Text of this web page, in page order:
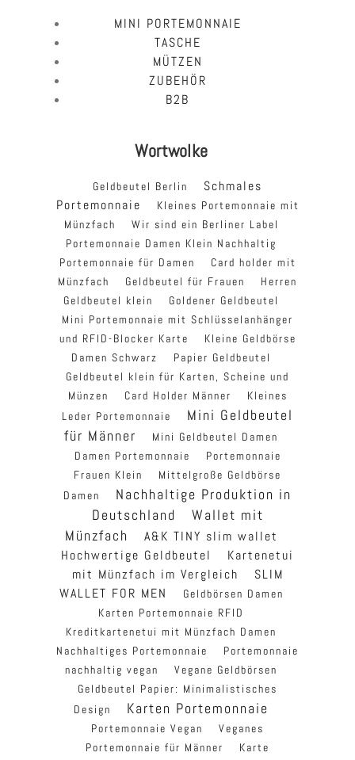
MINI PORTEMONNAIE
TASCHE
MÜTZEN
ZUBEHÖR
B2B
Wortwolke
Geldbeutel Berlin
Schmales
Portemonnaie
Kleines Portemonnaie mit
Münzfach
Wir sind ein Berliner Label
Portemonnaie Damen Klein Nachhaltig
Portemonnaie für Damen
Card holder mit
Münzfach
Geldbeutel für Frauen
Herren
Geldbeutel klein
Goldener Geldbeutel
Mini Portemonnaie mit Schlüsselanhänger
und RFID-Blocker Karte
Kleine Geldbörse
Damen Schwarz
Papier Geldbeutel
Geldbeutel klein für Karten, Scheine und
Münzen
Card Holder Männer
Kleines
Leder Portemonnaie
Mini Geldbeutel
für Männer
Mini Geldbeutel Damen
Damen Portemonnaie
Portemonnaie
Frauen Klein
Mittelgroße Geldbörse
Damen
Nachhaltige Produktion in
Deutschland
Wallet mit
Münzfach
A&K TINY slim wallet
Hochwertige Geldbeutel
Kartenetui
mit Münzfach im Vergleich
SLIM
WALLET FOR MEN
Geldbörsen Damen
Karten Portemonnaie RFID
Kreditkartenetui mit Münzfach Damen
Nachhaltiges Portemonnaie
Portemonnaie
nachhaltig vegan
Vegane Geldbörsen
Geldbeutel Papier: Minimalistisches
Design
Karten Portemonnaie
Portemonnaie Vegan
Veganes
Portemonnaie für Männer
Karte